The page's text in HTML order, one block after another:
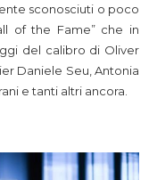
sconosciuti o poco
of the Fame” che in
del calibro di Oliver
Daniele Seu, Antonia
e tanti altri ancora.